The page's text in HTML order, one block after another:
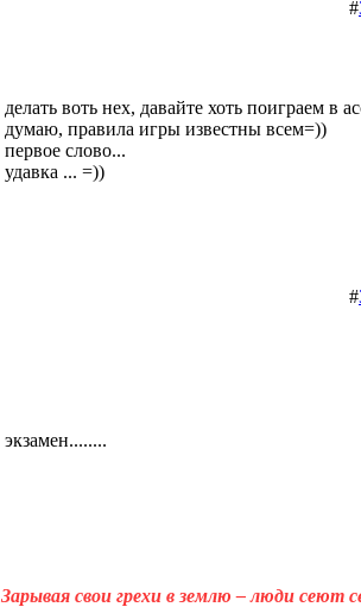
#
делать воть нех, давайте хоть поиграем в
думаю, правила игры известны всем=))
первое слово...
удавка ... =))
#
экзамен........
Зарывая свои грехи в землю – люди сеют